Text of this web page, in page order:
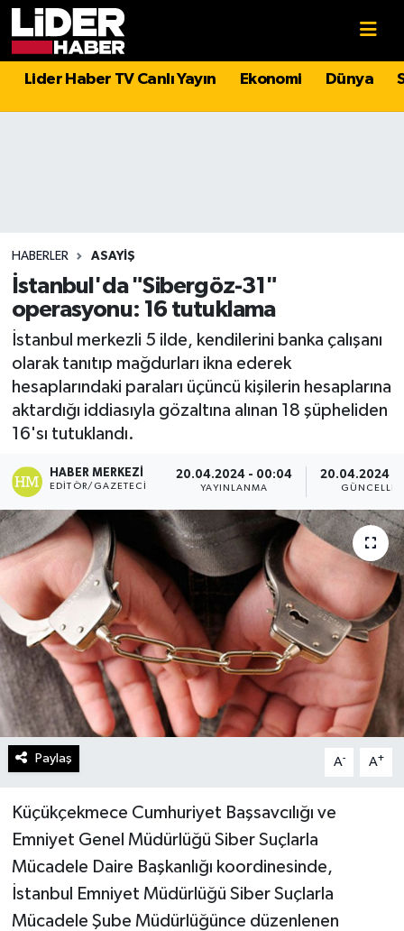
Lider Haber TV Canlı Yayın Ekonomi Dünya
HABERLER ASAYIŞ
İstanbul'da "Sibergöz-31"
operasyonu: 16 tutuklama
İstanbul merkezli 5 ilde, kendilerini banka çalışanı
olarak tanıtıp mağdurları ikna ederek
hesaplarındaki paraları üçüncü kişilerin hesaplarına
aktardığı iddiasıyla gözaltına alınan 18 şüpheliden
16'sı tutuklandı.
HABER MERKEZI
EDITÖR/GAZETECI
20.04.2024 - 00:04
YAYINLANMA
20.04.2024 -
Paylaş A- A+
Küçükçekmece Cumhuriyet Başsavcılığı ve
Emniyet Genel Müdürlüğü Siber Suçlarla
Mücadele Daire Başkanlığı koordinesinde,
İstanbul Emniyet Müdürlüğü Siber Suçlarla
Mücadele Şube Müdürlüğünce düzenlenen
Politika
Magazin
Spor
Sağlık
Teknoloji
Turizm
Kültür - Sanat
Lider Haber TV Canlı Yayın izle
Hava Durumu
Süper Lig Puan Durumu ve Fikstür
Tüm Manşetler
Son Dakika Haberleri
Haber Arşivi